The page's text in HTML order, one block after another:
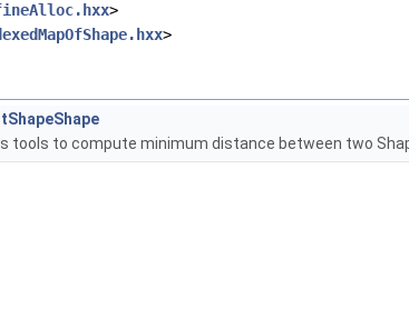
>
>
tools to compute minimum distance between two